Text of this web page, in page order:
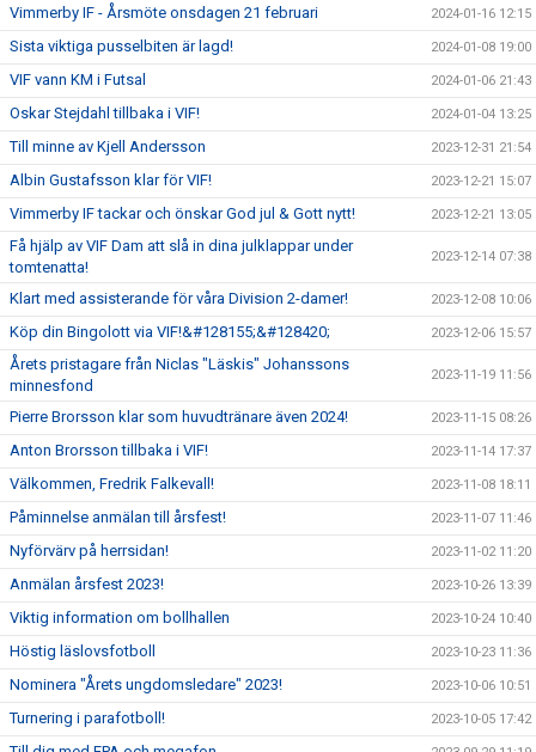
Vimmerby IF - Årsmöte onsdagen 21 februari 2024-01-16 12:15
Sista viktiga pusselbiten är lagd! 2024-01-08 19:00
VIF vann KM i Futsal 2024-01-06 21:43
Oskar Stejdahl tillbaka i VIF! 2024-01-04 13:25
Till minne av Kjell Andersson 2023-12-31 21:54
Albin Gustafsson klar för VIF! 2023-12-21 15:07
Vimmerby IF tackar och önskar God jul & Gott nytt! 2023-12-21 13:05
Få hjälp av VIF Dam att slå in dina julklappar under
tomtenatta!
2023-12-14 07:38
Klart med assisterande för våra Division 2-damer! 2023-12-08 10:06
Köp din Bingolott via VIF!&#128155;&#128420; 2023-12-06 15:57
Årets pristagare från Niclas "Läskis" Johanssons
minnesfond
2023-11-19 11:56
Pierre Brorsson klar som huvudtränare även 2024! 2023-11-15 08:26
Anton Brorsson tillbaka i VIF! 2023-11-14 17:37
Välkommen, Fredrik Falkevall! 2023-11-08 18:11
Påminnelse anmälan till årsfest! 2023-11-07 11:46
Nyförvärv på herrsidan! 2023-11-02 11:20
Anmälan årsfest 2023! 2023-10-26 13:39
Viktig information om bollhallen 2023-10-24 10:40
Höstig läslovsfotboll 2023-10-23 11:36
Nominera "Årets ungdomsledare" 2023! 2023-10-06 10:51
Turnering i parafotboll! 2023-10-05 17:42